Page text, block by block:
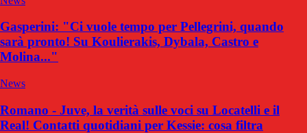
Gasperini: "Ci vuole tempo per Pellegrini, quando
sarà pronto! Su Koulierakis, Dybala, Castro e
Molina..."
News
Romano - Juve, la verità sulle voci su Locatelli e il
Real! Contatti quotidiani per Kessie: cosa filtra